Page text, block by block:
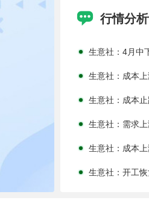
 行情分
生意社： 近期
生意社：4月中
生意社：成本
生意社：需求
生意社：成本